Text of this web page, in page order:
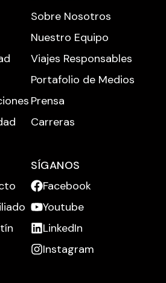
Sobre Nosotros
Nuestro Equipo
Viajes Responsables
Portafolio de Medios
Prensa
Carreras
SÍGANOS
Facebook
Youtube
LinkedIn
Instagram